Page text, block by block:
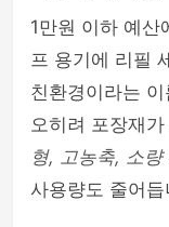
1만원 이하 예산
프 용기에 리필
친환경이라는
오히려 포장재
형, 고농축, 소량
사용량도 줄어듭